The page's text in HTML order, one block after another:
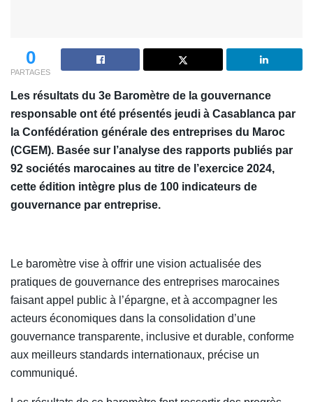
0
PARTAGES
Les résultats du 3e Baromètre de la gouvernance
responsable ont été présentés jeudi à Casablanca par
la Confédération générale des entreprises du Maroc
(CGEM). Basée sur l’analyse des rapports publiés par
92 sociétés marocaines au titre de l’exercice 2024,
cette édition intègre plus de 100 indicateurs de
gouvernance par entreprise.
Le baromètre vise à offrir une vision actualisée des
pratiques de gouvernance des entreprises marocaines
faisant appel public à l’épargne, et à accompagner les
acteurs économiques dans la consolidation d’une
gouvernance transparente, inclusive et durable, conforme
aux meilleurs standards internationaux, précise un
communiqué.